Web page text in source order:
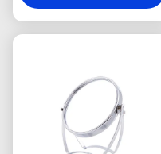
Bamboe van de de